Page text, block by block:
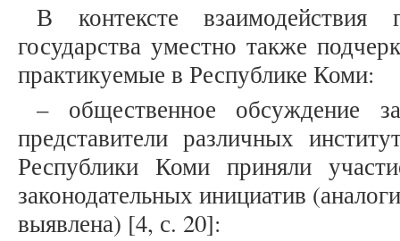
В контексте взаимодействия
государства уместно также
практикуемые в Республике Коми:
– общественное обсуждение
представители различных
Республики Коми приняли
законодательных инициатив
выявлена) [4, с. 20]: